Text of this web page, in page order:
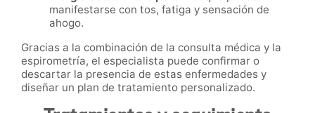
manifestarse con tos, fatiga y sensación de
ahogo.
Gracias a la combinación de la consulta médica y la
espirometría, el especialista puede confirmar o
descartar la presencia de estas enfermedades y
diseñar un plan de tratamiento personalizado.